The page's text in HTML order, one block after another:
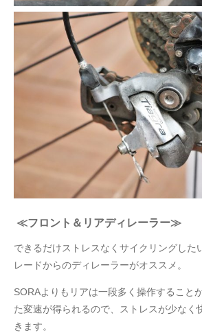
≪フロント＆リアディレーラー≫
できるだけストレスなくサイクリングした
レードからのディレーラーがオススメ。
SORAよりもリアは一段多く操作すること
た変速が得られるので、ストレスが少なく
きます。